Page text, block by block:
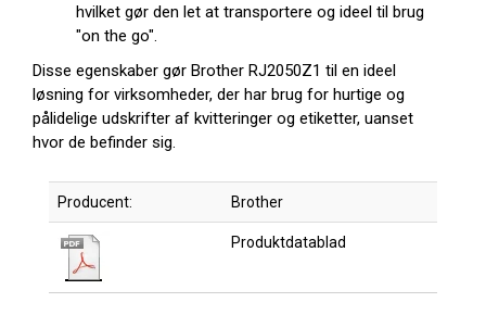
hvilket gør den let at transportere og ideel til brug
"on the go".
Disse egenskaber gør Brother RJ2050Z1 til en ideel
løsning for virksomheder, der har brug for hurtige og
pålidelige udskrifter af kvitteringer og etiketter, uanset
hvor de befinder sig.
Producent: Brother
Produktdatablad